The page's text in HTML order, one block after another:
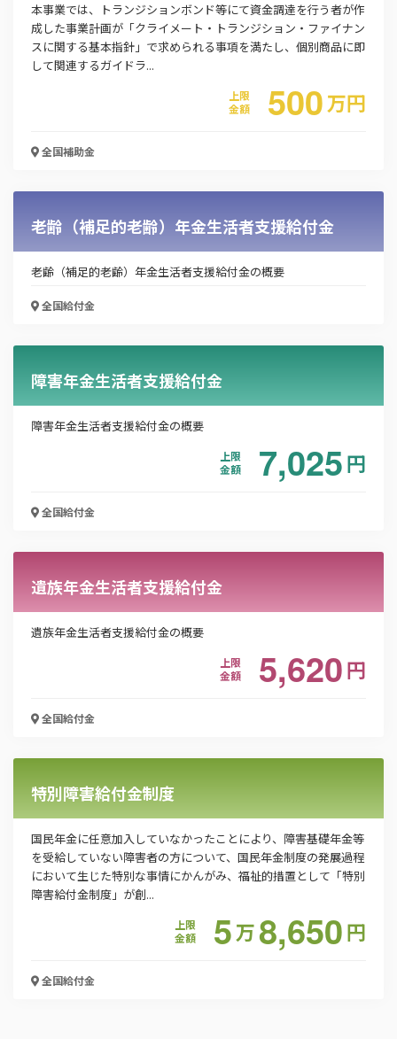
メールアドレス
電話番号
「PDF資料ダウンロード」ボタンを押下した時点
で本サービスの利用規約に同意したものとみなさ
れます。
本事業では、トランジションボンド等にて資金調達を行う者が作
成した事業計画が「クライメート・トランジション・ファイナン
スに関する基本指針」で求められる事項を満たし、個別商品に即
して関連するガイドラ...
上限
金額
500万円
全国補助金
老齢（補足的老齢）年金生活者支援給付金
老齢（補足的老齢）年金生活者支援給付金の概要
全国給付金
障害年金生活者支援給付金
障害年金生活者支援給付金の概要
上限
金額
7,025円
全国給付金
遺族年金生活者支援給付金
遺族年金生活者支援給付金の概要
上限
金額
5,620円
全国給付金
特別障害給付金制度
国民年金に任意加入していなかったことにより、障害基礎年金等
を受給していない障害者の方について、国民年金制度の発展過程
において生じた特別な事情にかんがみ、福祉的措置として「特別
障害給付金制度」が創...
上限
金額
5万8,650円
全国給付金